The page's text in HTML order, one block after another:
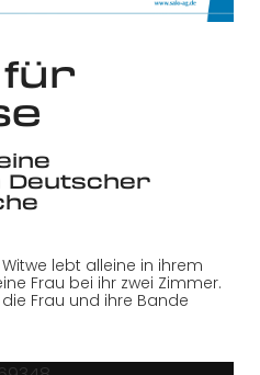
Deutscher
lebt alleine in ihrem
Frau bei ihr zwei Zimmer.
Frau und ihre Bande